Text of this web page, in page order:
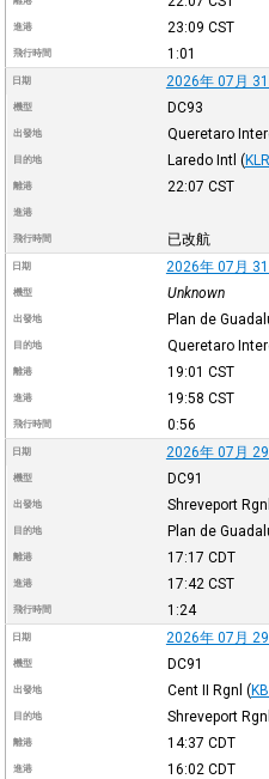
進港 23:09 CST
飛行時間 1:01
日期 2026年 07月
機型 DC93
出發地 Queretaro
目的地 Laredo Intl (
離港 22:07 CST
進港
飛行時間 已改航
日期 2026年 07月
機型 Unknown
出發地 Plan de
目的地 Queretaro
離港 19:01 CST
進港 19:58 CST
飛行時間 0:56
日期 2026年 07月
機型 DC91
出發地 Shreveport Rgnl
目的地 Plan de
離港 17:17 CDT
進港 17:42 CST
飛行時間 1:24
日期 2026年 07月
機型 DC91
出發地 Cent II Rgnl (
目的地 Shreveport Rgnl
離港 14:37 CDT
進港 16:02 CDT